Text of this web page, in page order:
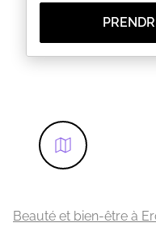
Beauté et bien-être à